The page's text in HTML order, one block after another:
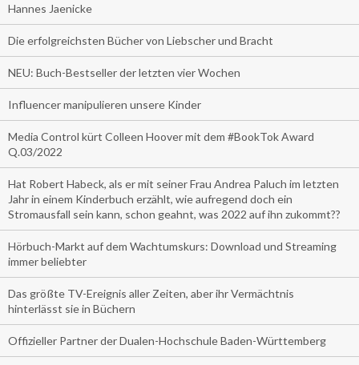
Hannes Jaenicke
Die erfolgreichsten Bücher von Liebscher und Bracht
NEU: Buch-Bestseller der letzten vier Wochen
Influencer manipulieren unsere Kinder
Media Control kürt Colleen Hoover mit dem #BookTok Award
Q.03/2022
Hat Robert Habeck, als er mit seiner Frau Andrea Paluch im letzten
Jahr in einem Kinderbuch erzählt, wie aufregend doch ein
Stromausfall sein kann, schon geahnt, was 2022 auf ihn zukommt??
Hörbuch-Markt auf dem Wachtumskurs: Download und Streaming
immer beliebter
Das größte TV-Ereignis aller Zeiten, aber ihr Vermächtnis
hinterlässt sie in Büchern
Offizieller Partner der Dualen-Hochschule Baden-Württemberg